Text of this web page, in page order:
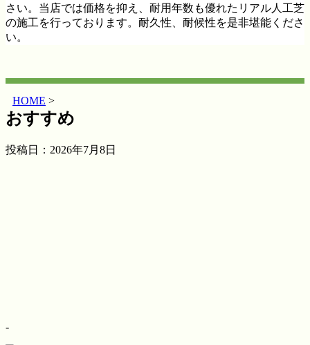
さい。当店では価格を抑え、耐用年数も優れたリアル人工芝
の施工を行っております。耐久性、耐候性を是非堪能くださ
い。
HOME >
おすすめ
投稿日： 2026年7月8日
-